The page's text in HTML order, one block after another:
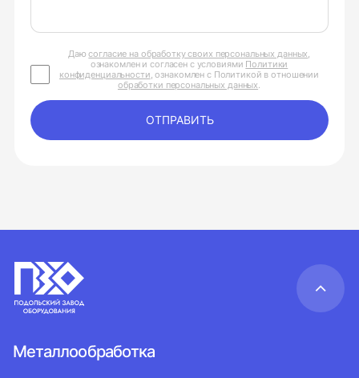
Даюсогласие на обработку своих персональных данных,
ознакомлен и согласен с условиями Политики
конфиденциальности, ознакомлен с Политикой в отношении
обработки персональных данных.
ОТПРАВИТЬ
Металлообработка